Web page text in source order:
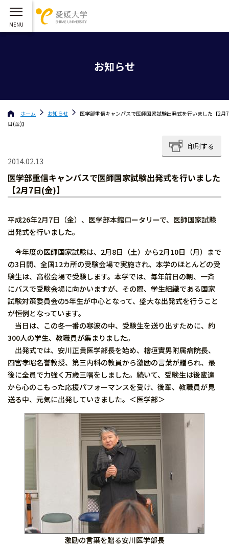
お知らせ
ホーム お知らせ
医学部重信キャンパスで医師国家試験出発式を行いました【2月7
日(金)】
印刷する
2014.02.13
医学部重信キャンパスで医師国家試験出発式を行いました
【2月7日(金)】
平成26年2月7日（金）、医学部本館ロータリーで、医師国家試験
出発式を行いました。
今年度の医師国家試験は、2月8日（土）から2月10日（月）まで
の3日間、全国12カ所の受験会場で実施され、本学のほとんどの受
験生は、高松会場で受験します。本学では、毎年前日の朝、一斉
にバスで受験会場に向かいますが、その際、学生組織である国家
試験対策委員会の5年生が中心となって、盛大な出発式を行うこと
が恒例となっています。
当日は、この冬一番の寒波の中、受験生を送り出すために、約
300人の学生、教職員が集まりました。
出発式では、安川正貴医学部長を始め、檜垣實男附属病院長、
四宮孝昭名誉教授、第三内科の教員から激励の言葉が贈られ、最
後に全員で力強く万歳三唱をしました。続いて、受験生は後輩達
から心のこもった応援パフォーマンスを受け、後輩、教職員が見
送る中、元気に出発していきました。＜医学部＞
激励の言葉を贈る安川医学部長